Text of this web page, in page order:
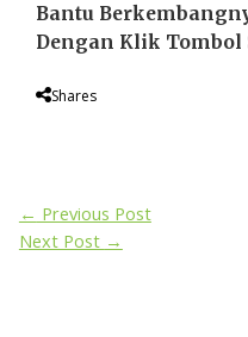
Bantu
Dengan Klik Tombol
Shares
Post
navigation
← Previous Post
Next Post →